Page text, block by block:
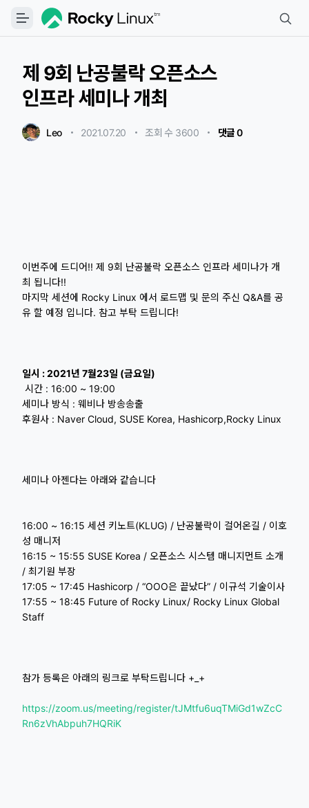
제 9회 난공불락 오픈소스
인프라 세미나 개최
Leo ・ 2021.07.20 ・ 조회 수 3600 ・ 댓글 0
이번주에 드디어!! 제 9회 난공불락 오픈소스 인프라 세미나가 개
최 됩니다!!
마지막 세션에 Rocky Linux 에서 로드맵 및 문의 주신 Q&A를 공
유 할 예정 입니다. 참고 부탁 드립니다!
일시 : 2021년 7월23일 (금요일)
시간 : 16:00 ~ 19:00
세미나 방식 : 웨비나 방송송출
후원사 : Naver Cloud, SUSE Korea, Hashicorp,Rocky Linux
세미나 아젠다는 아래와 같습니다
16:00 ~ 16:15 세션 키노트(KLUG) / 난공불락이 걸어온길 / 이호
성 매니저
16:15 ~ 15:55 SUSE Korea / 오픈소스 시스템 매니지먼트 소개
/ 최기원 부장
17:05 ~ 17:45 Hashicorp / “OOO은 끝났다” / 이규석 기술이사
17:55 ~ 18:45 Future of Rocky Linux/ Rocky Linux Global
Staff
참가 등록은 아래의 링크로 부탁드립니다 +_+
https://zoom.us/meeting/register/tJMtfu6uqTMiGd1wZcC
Rn6zVhAbpuh7HQRiK